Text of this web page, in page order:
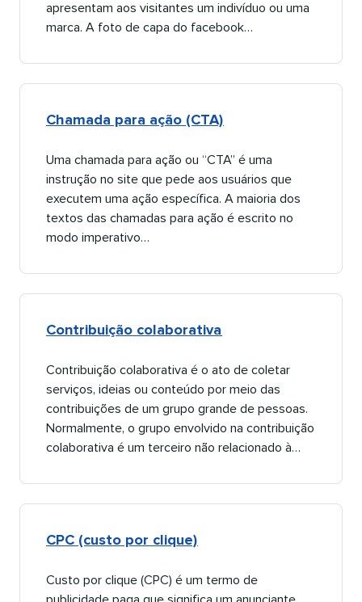
apresentam aos visitantes um indivíduo ou uma
marca. A foto de capa do facebook…​​
Chamada para ação (CTA)​​
Uma chamada para ação ou “CTA” é uma
instrução no site que pede aos usuários que
executem uma ação específica. A maioria dos
textos das chamadas para ação é escrito no
modo imperativo…​​
Contribuição colaborativa​​
Contribuição colaborativa é o ato de coletar
serviços, ideias ou conteúdo por meio das
contribuições de um grupo grande de pessoas.
Normalmente, o grupo envolvido na contribuição
colaborativa é um terceiro não relacionado à…​​
CPC (custo por clique)​​
Custo por clique (CPC) é um termo de